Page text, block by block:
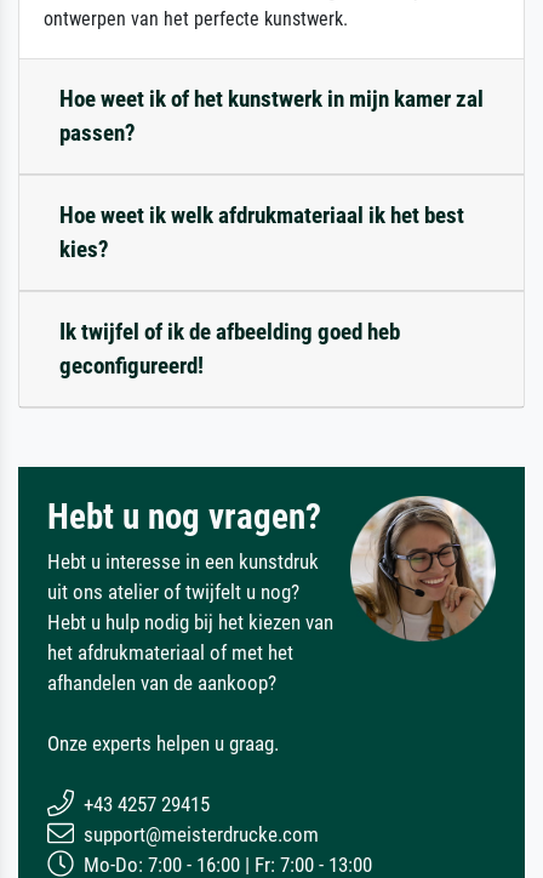
ontwerpen van het perfecte kunstwerk.
Hoe weet ik of het kunstwerk in mijn kamer zal
passen?
Hoe weet ik welk afdrukmateriaal ik het best
kies?
Ik twijfel of ik de afbeelding goed heb
geconfigureerd!
Hebt u nog vragen?
Hebt u interesse in een kunstdruk
uit ons atelier of twijfelt u nog?
Hebt u hulp nodig bij het kiezen van
het afdrukmateriaal of met het
afhandelen van de aankoop?
Onze experts helpen u graag.
+43 4257 29415
support@meisterdrucke.com
Mo-Do: 7:00 - 16:00 | Fr: 7:00 - 13:00